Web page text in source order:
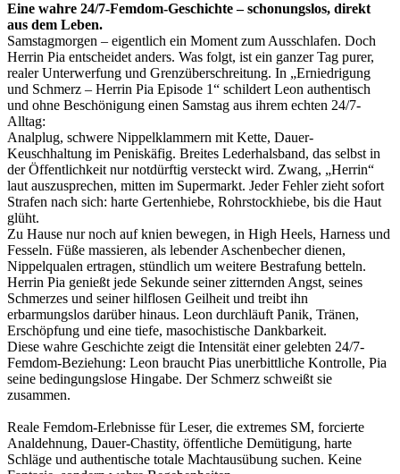
Eine wahre 24/7-Femdom-Geschichte – schonungslos, direkt
aus dem Leben.
Samstagmorgen – eigentlich ein Moment zum Ausschlafen. Doch
Herrin Pia entscheidet anders. Was folgt, ist ein ganzer Tag purer,
realer Unterwerfung und Grenzüberschreitung. In „Erniedrigung
und Schmerz – Herrin Pia Episode 1“ schildert Leon authentisch
und ohne Beschönigung einen Samstag aus ihrem echten 24/7-
Alltag:
Analplug, schwere Nippelklammern mit Kette, Dauer-
Keuschhaltung im Peniskäfig. Breites Lederhalsband, das selbst in
der Öffentlichkeit nur notdürftig versteckt wird. Zwang, „Herrin“
laut auszusprechen, mitten im Supermarkt. Jeder Fehler zieht sofort
Strafen nach sich: harte Gertenhiebe, Rohrstockhiebe, bis die Haut
glüht.
Zu Hause nur noch auf knien bewegen, in High Heels, Harness und
Fesseln. Füße massieren, als lebender Aschenbecher dienen,
Nippelqualen ertragen, stündlich um weitere Bestrafung betteln.
Herrin Pia genießt jede Sekunde seiner zitternden Angst, seines
Schmerzes und seiner hilflosen Geilheit und treibt ihn
erbarmungslos darüber hinaus. Leon durchläuft Panik, Tränen,
Erschöpfung und eine tiefe, masochistische Dankbarkeit.
Diese wahre Geschichte zeigt die Intensität einer gelebten 24/7-
Femdom-Beziehung: Leon braucht Pias unerbittliche Kontrolle, Pia
seine bedingungslose Hingabe. Der Schmerz schweißt sie
zusammen.
Reale Femdom-Erlebnisse für Leser, die extremes SM, forcierte
Analdehnung, Dauer-Chastity, öffentliche Demütigung, harte
Schläge und authentische totale Machtausübung suchen. Keine